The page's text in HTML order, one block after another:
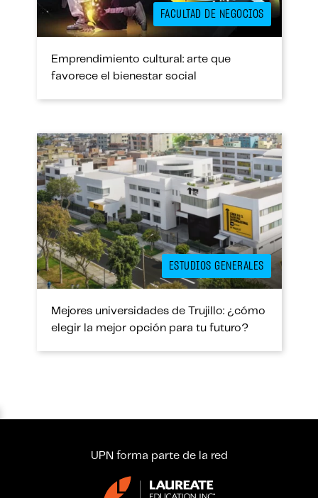
FACULTAD DE NEGOCIOS
Emprendimiento cultural: arte que
favorece el bienestar social
ESTUDIOS GENERALES
Mejores universidades de Trujillo: ¿cómo
elegir la mejor opción para tu futuro?
UPN forma parte de la red